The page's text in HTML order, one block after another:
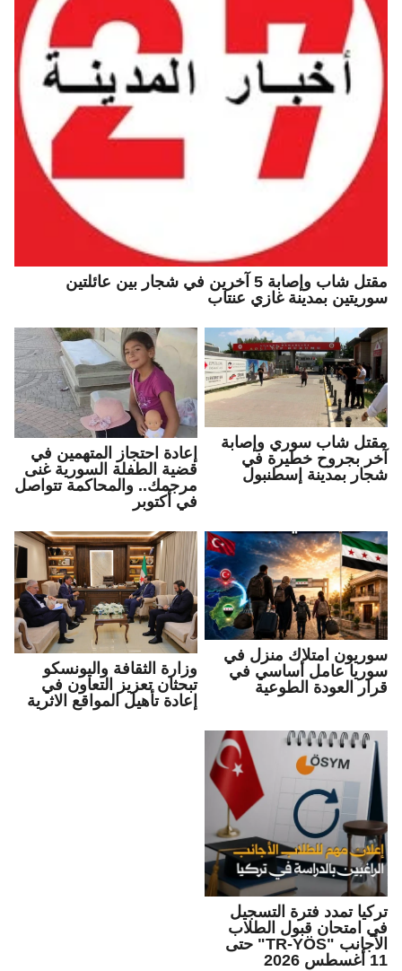
مقتل شاب وإصابة 5 آخرين في شجار بين عائلتين
سوريتين بمدينة غازي عنتاب
مقتل شاب سوري وإصابة
آخر بجروح خطيرة في
شجار بمدينة إسطنبول
إعادة احتجاز المتهمين في
قضية الطفلة السورية غنى
مرجمك.. والمحاكمة تتواصل
في أكتوبر
سوريون امتلاك منزل في
سوريا عامل أساسي في
قرار العودة الطوعية
وزارة الثقافة واليونسكو
تبحثان تعزيز التعاون في
إعادة تأهيل المواقع الاثرية
تركيا تمدد فترة التسجيل
في امتحان قبول الطلاب
الأجانب "TR-YÖS" حتى
11 أغسطس 2026